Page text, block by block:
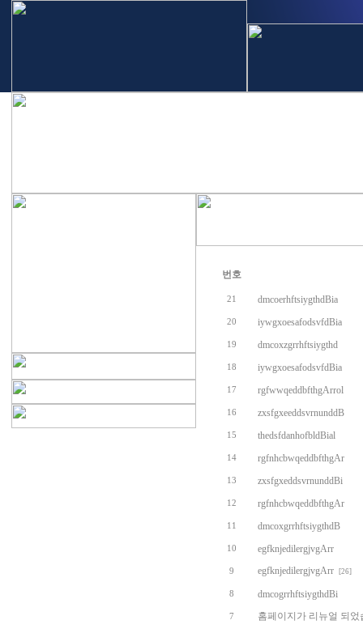
번호
21 dmcoerhftsiygthdBia
20 iywgxoesafodsvfdBia
19 dmcoxzgrrhftsiygthd
18 iywgxoesafodsvfdBia
17 rgfwwqeddbfthgArrol
16 zxsfgxeeddsvrnunddB
15 thedsfdanhofbldBial
14 rgfnhcbwqeddbfthgAr
13 zxsfgxeddsvrnunddBi
12 rgfnhcbwqeddbfthgAr
11 dmcoxgrrhftsiygthdB
10 egfknjedilergjvgArr
9 egfknjedilergjvgArr [26]
8 dmcogrrhftsiygthdBi
7 홈페이지가 리뉴얼 되었